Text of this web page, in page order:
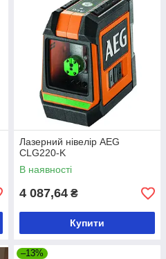
Лазерний нівелір AEG
CLG220-K
В наявності
4 087,64 ₴
Купити
–13%